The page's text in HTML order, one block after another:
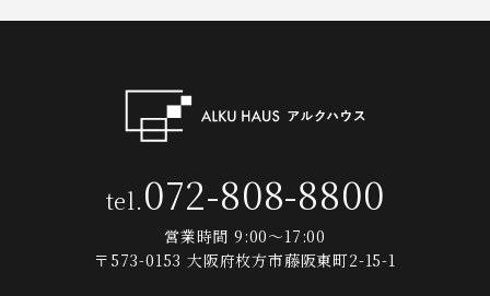
tel.072-808-8800
営業時間 9:00～17:00
〒573-0153 大阪府枚方市藤阪東町2-15-1